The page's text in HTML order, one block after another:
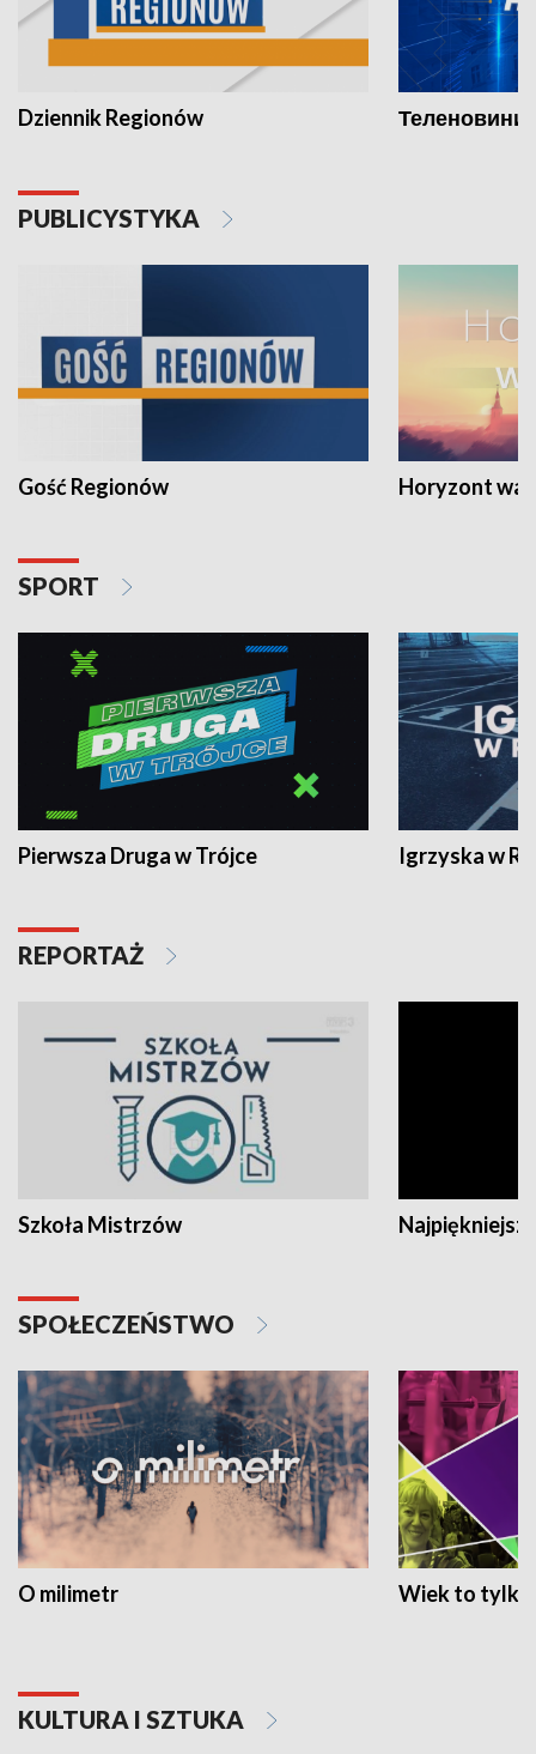
Dziennik Regionów Теленовини
PUBLICYSTYKA
Gość Regionów Horyzont
SPORT
Pierwsza Druga w Trójce Igrzyska w
REPORTAŻ
Szkoła Mistrzów
SPOŁECZEŃSTWO
O milimetr Wiek to tylko
KULTURA I SZTUKA